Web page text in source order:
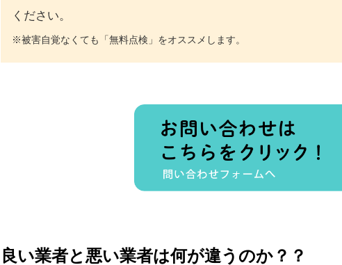
ください。
※被害自覚なくても「無料点検」をオススメします。
良い業者と悪い業者は何が違うのか？？